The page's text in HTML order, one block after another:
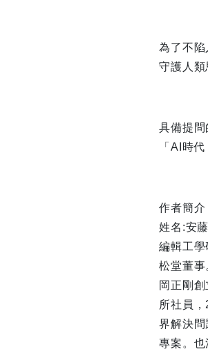
為了不
守護人類
具備提
「AI時
作者簡介
姓名:安
編輯工
松堂董
岡正剛
所社員
界解決
專案。